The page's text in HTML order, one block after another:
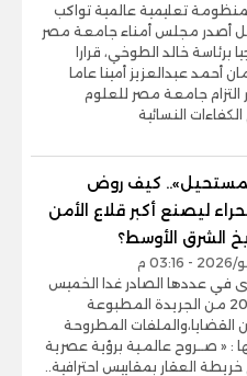
بمنظومة تعليمية عالمية تواكب
أصدر مجلس أمناء جامعة مصر
برئاسة خالد الطوخي، قرارا
أحمد عبدالعزيز أمينا عاما
التزام جامعة مصر للعلوم
النسائية
كيف روض
ليصنع أكبر قلاع الأمن
الشرق الأوسط؟
في عددها الصادر غدا الخميس
الموافق 21-5-2026 من الجريدة المطبوعة
القضايا،والملفات المطروحة
: « صــروح عالمـية برؤية عصرية
العقار بمقاييس احترافية..